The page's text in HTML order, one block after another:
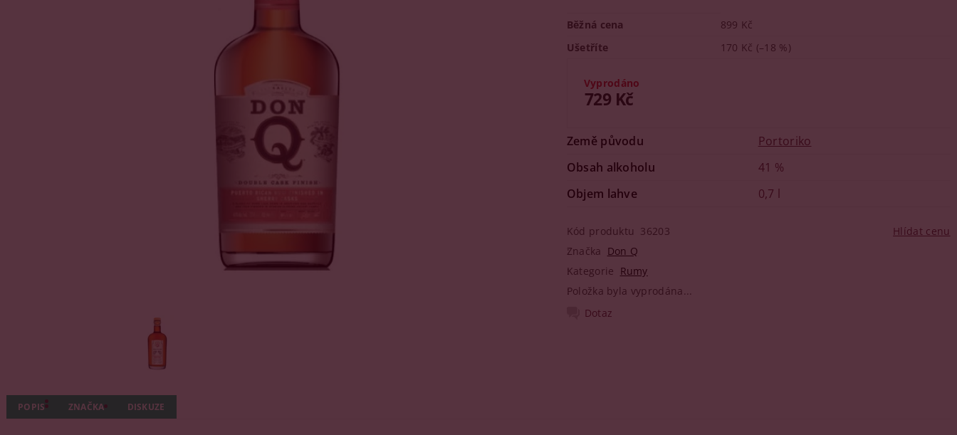
Vyprodáno
Běžná cena
899 Kč
Ušetříte
170 Kč (–18 %)
729 Kč
Země původu
Portoriko
Obsah alkoholu
41 %
Objem lahve
0,7 l
Kód produktu 36203
Značka Don Q
Kategorie Rumy
Položka byla vyprodána...
Hlídat cenu
Dotaz
POPIS ZNAČKA DISKUZE